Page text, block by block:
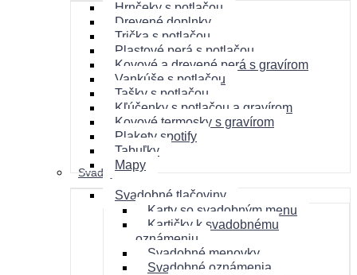
Hrnčeky s potlačou
Drevené doplnky
Trička s potlačou
Plastové perá s potlačou
Kovové a drevené perá s gravírom
Vankúše s potlačou
Tašky s potlačou
Kľúčenky s potlačou a gravírom
Kovové termosky s gravírom
Plakety spotify
Tabuľky
Mapy
Svadby
Svadobné tlačoviny
Karty so svadobným menu
Kartičky k svadobnému
oznámeniu
Svadobné menovky
Svadobné oznámenia